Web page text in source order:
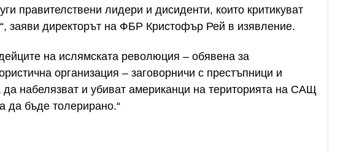
правителствени лидери и дисиденти, които критикуват
заяви директорът на ФБР Кристофър Рей в изявление.
на ислямската революция – обявена за
организация – заговорничи с престъпници и
да набелязват и убиват американци на територията на САЩ
да бъде толерирано.“